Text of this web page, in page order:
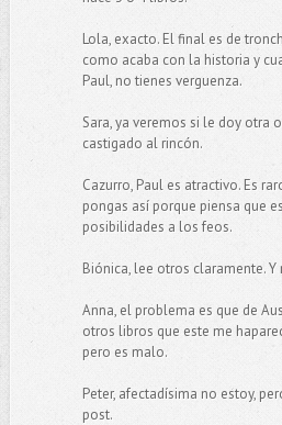
Lola, exacto. El final es de
como acaba con la historia y
Paul, no tienes verguenza.
Sara, ya veremos si le doy otra
castigado al rincón.
Cazurro, Paul es atractivo. Es
pongas así porque piensa que
posibilidades a los feos.
Biónica, lee otros claramente.
Anna, el problema es que de
otros libros que este me
pero es malo.
Peter, afectadísima no estoy,
post.